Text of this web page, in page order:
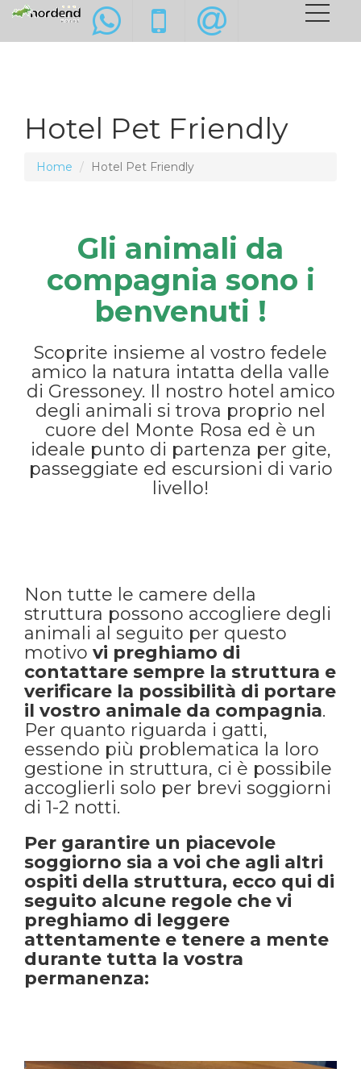
Hotel Pet Friendly
Home Hotel Pet Friendly
Gli animali da
compagnia sono i
benvenuti !
Scoprite insieme al vostro fedele
amico la natura intatta della valle
di Gressoney. Il nostro hotel amico
degli animali si trova proprio nel
cuore del Monte Rosa ed è un
ideale punto di partenza per gite,
passeggiate ed escursioni di vario
livello!
Non tutte le camere della
struttura possono accogliere degli
animali al seguito per questo
motivo vi preghiamo di
contattare sempre la struttura e
verificare la possibilità di portare
il vostro animale da compagnia.
Per quanto riguarda i gatti,
essendo più problematica la loro
gestione in struttura, ci è possibile
accoglierli solo per brevi soggiorni
di 1-2 notti.
Per garantire un piacevole
soggiorno sia a voi che agli altri
ospiti della struttura, ecco qui di
seguito alcune regole che vi
preghiamo di leggere
attentamente e tenere a mente
durante tutta la vostra
permanenza: